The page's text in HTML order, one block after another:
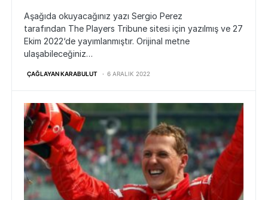
Aşağıda okuyacağınız yazı Sergio Perez
tarafından The Players Tribune sitesi için yazılmış ve 27
Ekim 2022‘de yayımlanmıştır. Orijinal metne
ulaşabileceğiniz…
ÇAĞLAYAN KARABULUT 6 ARALIK 2022